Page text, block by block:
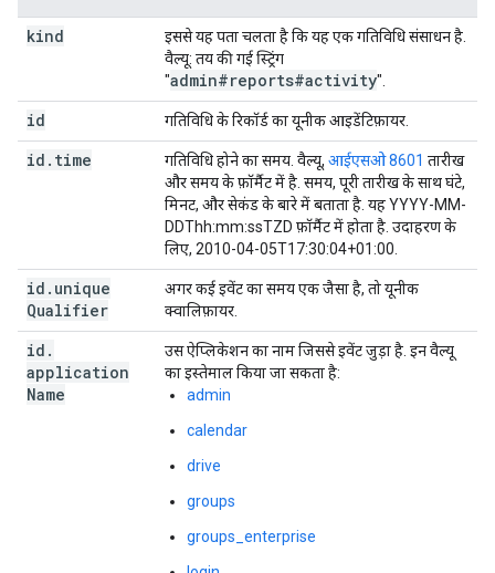
kind
इससे यह पता चलता है कि यह एक गतिविधि संसाधन है.
वैल्यू: तय की गई स्ट्रिंग
"admin#reports#activity".
id गतिविधि के रिकॉर्ड का यूनीक आइडेंटिफ़ायर.
id . time गतिविधि होने का समय. वैल्यू, आईएसओ 8601 तारीख
और समय के फ़ॉर्मैट में है. समय, पूरी तारीख के साथ घंटे,
मिनट, और सेकंड के बारे में बताता है. यह YYYY-MM-
DDThh:mm:ssTZD फ़ॉर्मैट में होता है. उदाहरण के
लिए, 2010-04-05T17:30:04+01:00.
id . unique
Qualifier
अगर कई इवेंट का समय एक जैसा है, तो यूनीक
क्वालिफ़ायर.
id .
application
Name
उस ऐप्लिकेशन का नाम जिससे इवेंट जुड़ा है. इन वैल्यू
का इस्तेमाल किया जा सकता है:
admin
calendar
drive
groups
groups_enterprise